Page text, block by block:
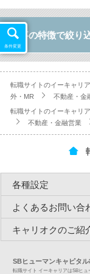
仕事の特徴で絞り
転職サイトのイーキャリ
外・MR
不動産・金
転職サイトのイーキャリ
不動産・金融営業
条件変更
各種設定
よくあるお問い合
キャリオクのご紹
SBヒューマンキャピタ
転職サイト イーキャリアはSBヒュ